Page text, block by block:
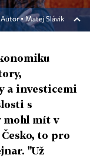
Autor ▪ Matej Slávik
a investicemi
s
mohl mít v
to pro
"Už